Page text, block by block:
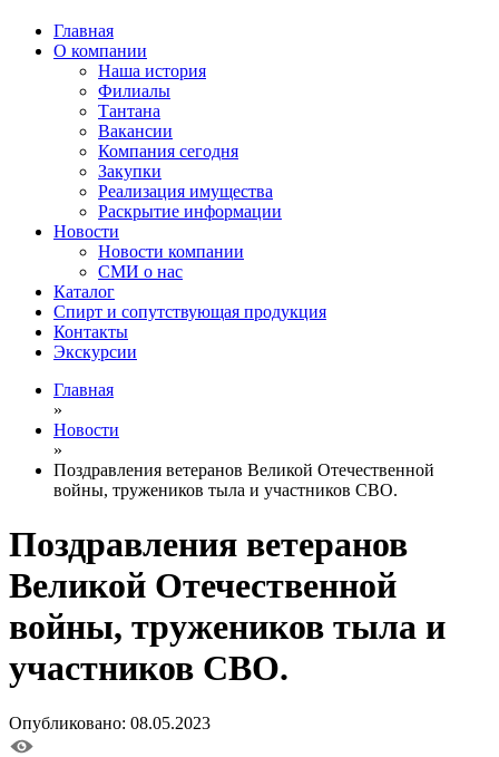
Главная
О компании
Наша история
Филиалы
Тантана
Вакансии
Компания сегодня
Закупки
Реализация имущества
Раскрытие информации
Новости
Новости компании
СМИ о нас
Каталог
Спирт и сопутствующая продукция
Контакты
Экскурсии
Главная
»
Новости
»
Поздравления ветеранов Великой Отечественной
войны, тружеников тыла и участников СВО.
Поздравления ветеранов
Великой Отечественной
войны, тружеников тыла и
участников СВО.
Опубликовано: 08.05.2023